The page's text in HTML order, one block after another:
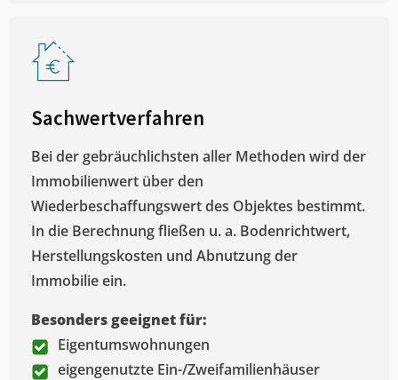
Sachwertverfahren
Bei der gebräuchlichsten aller Methoden wird der
Immobilienwert über den
Wiederbeschaffungswert des Objektes bestimmt.
In die Berechnung fließen u. a. Bodenrichtwert,
Herstellungskosten und Abnutzung der
Immobilie ein.
Besonders geeignet für:
Eigentumswohnungen
eigengenutzte Ein-/Zweifamilienhäuser